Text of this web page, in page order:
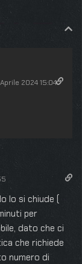
2024 15:04
lo si chiude (
per
dato che ci
che richiede
numero di